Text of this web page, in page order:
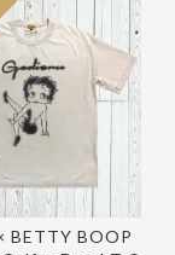
BETTY BOOP